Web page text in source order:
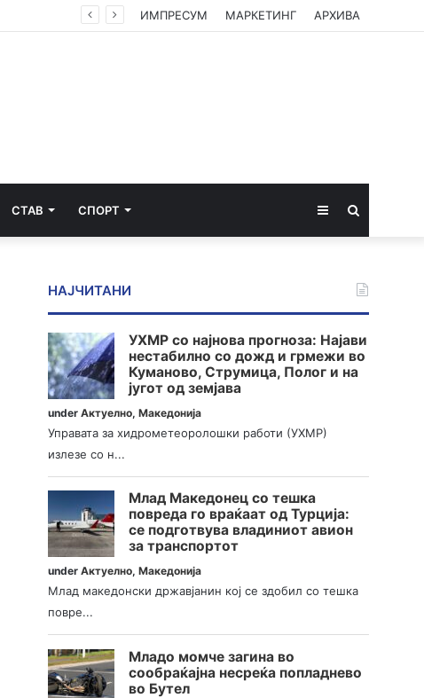
ИМПРЕСУМ МАРКЕТИНГ АРХИВА
СТАВ СПОРТ Sidebar
НАЈЧИТАНИ
УХМР со најнова прогноза: Најави
нестабилно со дожд и грмежи во
Куманово, Струмица, Полог и на
југот од земјава
underАктуелно,Македонија
Управата за хидрометеоролошки работи (УХМР)
излезе со н...
Млад Македонец со тешка
повреда го враќаат од Турција:
се подготвува владиниот авион
за транспортот
underАктуелно,Македонија
Млад македонски државјанин кој се здобил со тешка
повре...
Младо момче загина во
сообраќајна несреќа попладнево
во Бутел